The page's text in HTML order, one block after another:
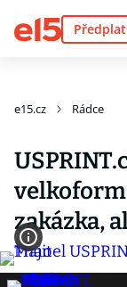
e15.cz Rádce
zakázka,